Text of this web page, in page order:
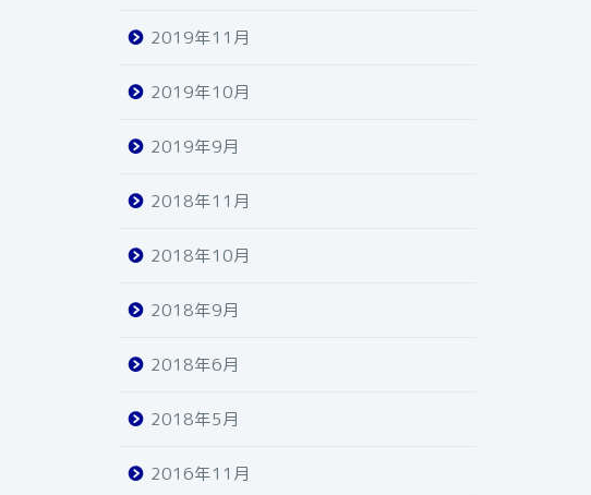
2019年11月
2019年10月
2019年9月
2018年11月
2018年10月
2018年9月
2018年6月
2018年5月
2016年11月